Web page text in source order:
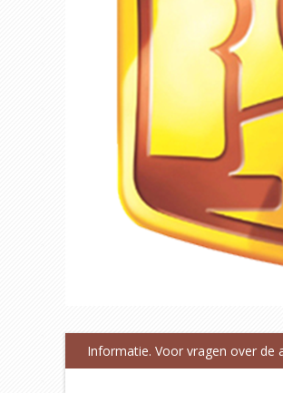
Informatie. Voor vragen over de